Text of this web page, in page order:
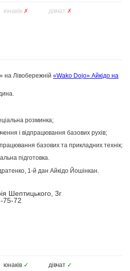
юнаків ✗ дівчат ✗
на Лівобережній «Wako Dojo» Айкідо на
розминка;
і відпрацювання базових рухів;
базових та прикладних технік;
підготовка.
1-й дан Айкідо Йошінкан.
Шептицького, 3г
75-72
юнаків ✓ дівчат ✓